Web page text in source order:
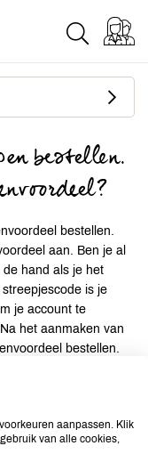
bestellen.
bestellen.
aan. Ben je al
de hand als je het
is je
je account te
het aanmaken van
bestellen.
maandag tot
aanpassen. Klik
van alle cookies,